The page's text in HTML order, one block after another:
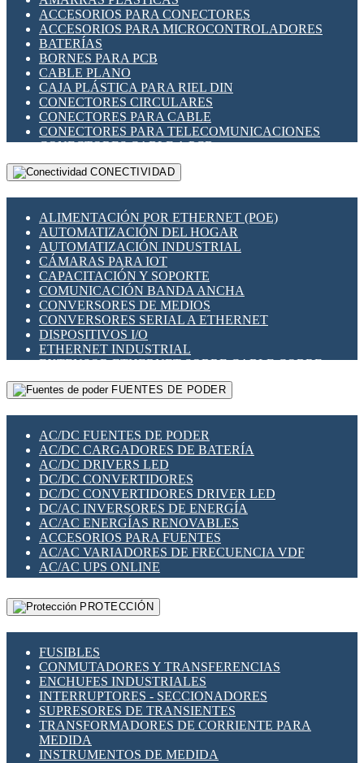
INDICADORES PARA PANEL
INTERFACES DE RELÉ
INTERRUPTORES FIN DE CARRERA
LLAVES CONMUTADORAS
MEDIDORES DE ENERGÍA Y TC'S DE CORRIENTE
MOTORES PASO A PASO
PANTALLAS HMI
PLC -CONTROLADORES LÓGICO PROGRAMABLES
PROGRAMADORES DE HORARIO
RELÉS DE PROTECCIÓN
SENSORES CAPACITIVOS
SENSORES INDUCTIVOS
TEMPORIZADORES
VARIACS
VARIADORES DE FRECUENCIA [VDF]
SECCIONADORES - INTERRUPTORES
MAQUINARIA
ACCESORIOS PARA CONECTORES
ACCESORIOS PARA MICROCONTROLADORES
BATERÍAS
BORNES PARA PCB
CABLE PLANO
CAJA PLÁSTICA PARA RIEL DIN
CONECTORES CIRCULARES
CONECTORES PARA CABLE
CONECTORES PARA TELECOMUNICACIONES
CONECTORES CABLE A PCB
CONECTORES PCB A CABLE
DIP SWITCHES
HERRAMIENTAS VARIAS
ILUMINACIÓN LED
INTERRUPTORES REED
INTERFACES DE RELÉ
OTROS RELÉS
PROTECCIÓN TÉRMICA
RELÉS AUTOMOTRICES
RELÉS DE SEÑAL
RELÉS DE ESTADO SÓLIDO SSR
RELÉS INDUSTRIALES
RELÉS MINIATURA DE POTENCIA
SENSORES MAGNÉTICOS
SWITCH Y MICROSWITCH
TARJETAS PI
UNIÓN Y DERIVACIÓN DE CABLE
CONECTIVIDAD
ALIMENTACIÓN POR ETHERNET (POE)
AUTOMATIZACIÓN DEL HOGAR
AUTOMATIZACIÓN INDUSTRIAL
CÁMARAS PARA IOT
CAPACITACIÓN Y SOPORTE
COMUNICACIÓN BANDA ANCHA
CONVERSORES DE MEDIOS
CONVERSORES SERIAL A ETHERNET
DISPOSITIVOS I/O
ETHERNET INDUSTRIAL
EXTENSOR ETHERNET SOBRE CABLE COBRE
GATEWAY LORAWAN
GESTIÓN DE REDES
PLACAS MODULARES IOT
SWITCHES Y REDES WIFI
SOLUCIONES IOT
SOLUCIONES LORAWAN
SOLUCIONES RED CELULAR
SEGURIDAD PARA REDES
SWITCHES LAN
TELEFONÍA IP (VOIP)
VIGILANCIA IP (CCTV)
MESHTASTIC
FUENTES DE PODER
AC/DC FUENTES DE PODER
AC/DC CARGADORES DE BATERÍA
AC/DC DRIVERS LED
DC/DC CONVERTIDORES
DC/DC CONVERTIDORES DRIVER LED
DC/AC INVERSORES DE ENERGÍA
AC/AC ENERGÍAS RENOVABLES
ACCESORIOS PARA FUENTES
AC/AC VARIADORES DE FRECUENCIA VDF
AC/AC UPS ONLINE
PROTECCIÓN
FUSIBLES
CONMUTADORES Y TRANSFERENCIAS
ENCHUFES INDUSTRIALES
INTERRUPTORES - SECCIONADORES
SUPRESORES DE TRANSIENTES
TRANSFORMADORES DE CORRIENTE PARA
MEDIDA
INSTRUMENTOS DE MEDIDA